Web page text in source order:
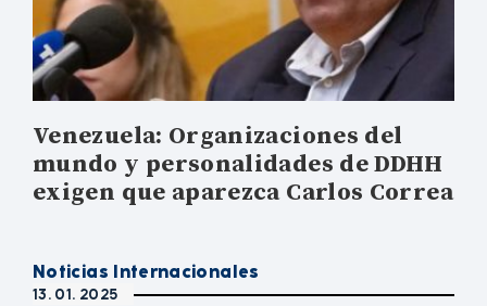
Venezuela: Organizaciones del
mundo y personalidades de DDHH
exigen que aparezca Carlos Correa
Noticias Internacionales
13. 01. 2025